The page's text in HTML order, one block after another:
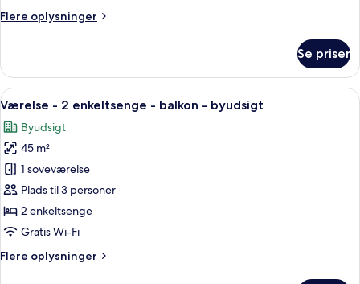
-
byudsigt
Flere oplysninger
Flere
-
kingsize-
-
balkon
byudsigt
Se priser
Indlæs
alle
billeder
af
Værelse
-
2
enkeltsenge
balkon
Et hotelværelse med en stor seng,
6
Værelse - 2 enkeltsenge - balkon - byudsigt
Byudsigt
45 m²
1 soveværelse
Plads til 3 personer
2 enkeltsenge
Gratis Wi-Fi
Flere oplysninger
Flere